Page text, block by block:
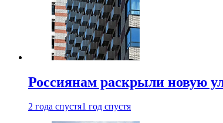
Россиянам раскрыли новую
2 года спустя1 год спустя